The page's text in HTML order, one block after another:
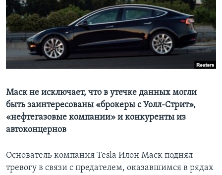
Learning English
СОЦИАЛЬНЫЕ СЕТИ
Языки
Маск не исключает, что в утечке данных могли
быть заинтересованы «брокеры с Уолл-Стрит»,
«нефтегазовые компании» и конкуренты из
автоконцернов
Основатель компания Tesla Илон Маск поднял
тревогу в связи с предателем, оказавшимся в рядах